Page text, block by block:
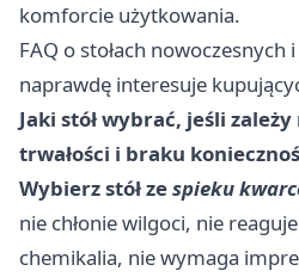
komforcie użytkowania.
FAQ o stołach nowoczesnych
naprawdę interesuje
Jaki stół wybrać, jeśli
trwałości i braku
Wybierz stół zespieku
nie chłonie wilgoci, nie
chemikalia, nie wymaga